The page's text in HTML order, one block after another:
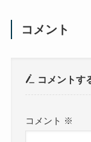
コメント
コメントす
コメント ※